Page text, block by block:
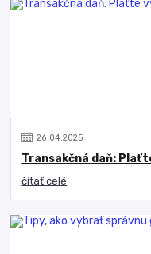
26.04.2025
Transakčná daň:
čítať celé